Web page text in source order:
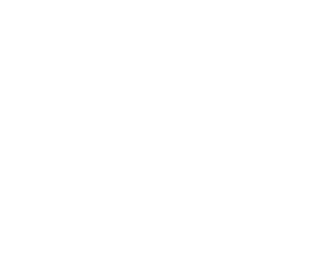
Konferencija vyks
Konstitucijos pr. 22, Vilniuje. Renginys
Daugiau informacijos apie renginį ir